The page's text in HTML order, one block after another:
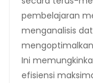
pembelajaran
menganalisis
Ini
efisiensi